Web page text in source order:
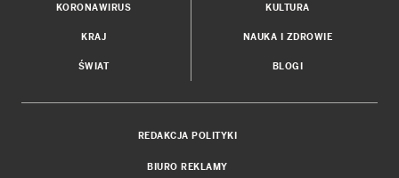
KORONAWIRUS
KRAJ
ŚWIAT
KULTURA
NAUKA I ZDROWIE
BLOGI
REDAKCJA POLITYKI
BIURO REKLAMY